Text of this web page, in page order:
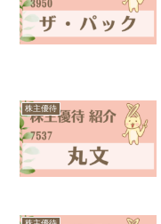
株主優待